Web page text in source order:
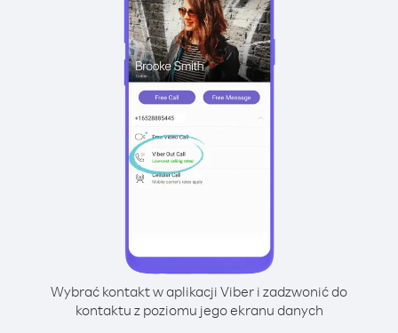
Wybrać kontakt w aplikacji Viber i zadzwonić do
kontaktu z poziomu jego ekranu danych